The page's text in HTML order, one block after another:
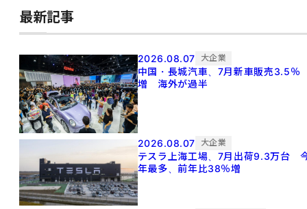
最新記事
2026.08.07 大企業
中国・長城汽車、7月新車販売3.5％
増 海外が過半
2026.08.07 大企業
テスラ上海工場、7月出荷9.3万台
年最多、前年比38％増